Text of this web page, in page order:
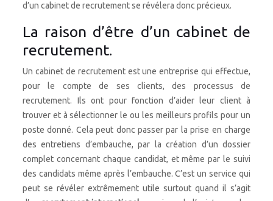
d’un cabinet de recrutement se révélera donc précieux.
La raison d’être d’un cabinet de
recrutement.
Un cabinet de recrutement est une entreprise qui effectue,
pour le compte de ses clients, des processus de
recrutement. Ils ont pour fonction d’aider leur client à
trouver et à sélectionner le ou les meilleurs profils pour un
poste donné. Cela peut donc passer par la prise en charge
des entretiens d’embauche, par la création d’un dossier
complet concernant chaque candidat, et même par le suivi
des candidats même après l’embauche. C’est un service qui
peut se révéler extrêmement utile surtout quand il s’agit